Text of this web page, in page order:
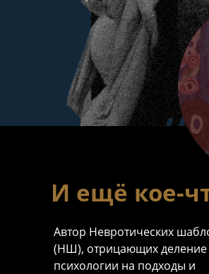
И ещё кое-
Автор Невротических
(НШ), отрицающих деление
психологии на подходы и